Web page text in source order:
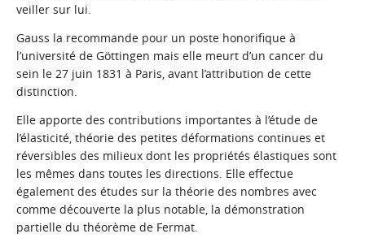
veiller sur lui.
Gauss la recommande pour un poste honorifique à
l’université de Göttingen mais elle meurt d’un cancer du
sein le 27 juin 1831 à Paris, avant l’attribution de cette
distinction.
Elle apporte des contributions importantes à l’étude de
l’élasticité, théorie des petites déformations continues et
réversibles des milieux dont les propriétés élastiques sont
les mêmes dans toutes les directions. Elle effectue
également des études sur la théorie des nombres avec
comme découverte la plus notable, la démonstration
partielle du théorème de Fermat.